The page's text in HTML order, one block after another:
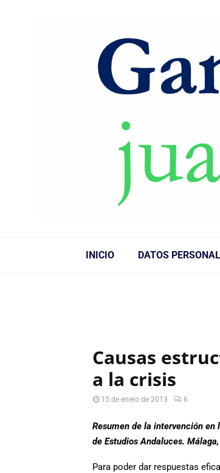
INICIO DATOS
Causas
a la crisis
15 de enero de 2013 6
Resumen de la intervención en
de Estudios Andaluces.
Para poder dar respuestas